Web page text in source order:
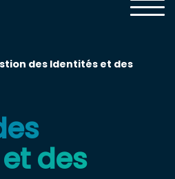
des Identités et des
des